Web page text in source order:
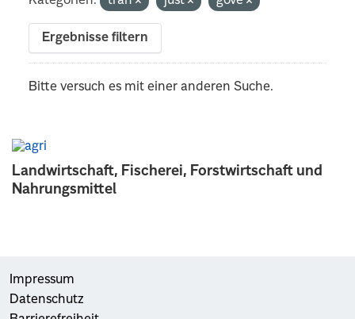
Landwirtschaft, Fischerei, Forstwirtschaft und
Nahrungsmittel
Ergebnisse filtern
Bitte versuch es mit einer anderen Suche.
Impressum
Datenschutz